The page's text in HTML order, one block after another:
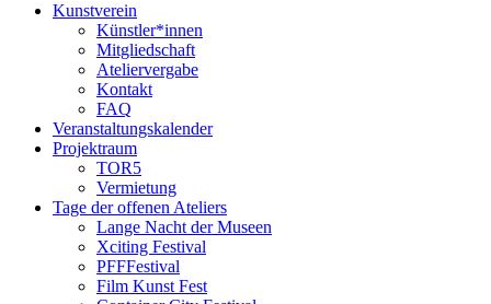
Kunstverein
Künstler*innen
Mitgliedschaft
Ateliervergabe
Kontakt
FAQ
Veranstaltungskalender
Projektraum
TOR5
Vermietung
Tage der offenen Ateliers
Lange Nacht der Museen
Xciting Festival
PFFFestival
Film Kunst Fest